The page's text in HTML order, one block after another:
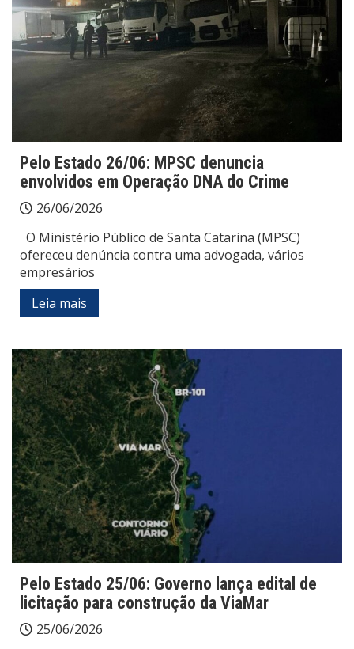
Pelo Estado 26/06: MPSC denuncia
envolvidos em Operação DNA do Crime
26/06/2026
O Ministério Público de Santa Catarina (MPSC)
ofereceu denúncia contra uma advogada, vários
empresários
Leia mais
Pelo Estado 25/06: Governo lança edital de
licitação para construção da ViaMar
25/06/2026